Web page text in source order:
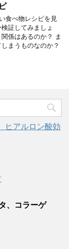
食べ物レシピを見
証してみましょ
係はあるのか？ ま
まうものなのか？
ヒアルロン酸効
、コラーゲ